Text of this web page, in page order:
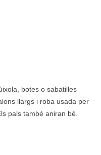
botes o sabatilles
llargs i roba usada per
pals també aniran bé.